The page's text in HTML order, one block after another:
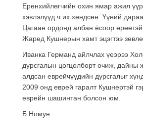
Ерөнхийлөгчийн охин ямар ажил
хэвлэлүүд ч их хөндсөн. Үүний
Цагаан ордонд албан ёсоор
Жаред Кушнерын хамт эцэгтээ
Иванка Германд айлчлах үеэрээ
дурсгалын цогцолборт очиж, дайны
алдсан еврейчүүдийн дурсгалыг
2009 онд еврей гаралт Кушнертэй
еврейн шашинтан болсон юм.
Б.Номун